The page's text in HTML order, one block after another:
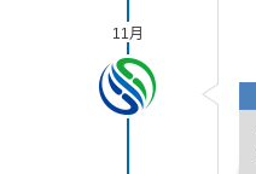
11月